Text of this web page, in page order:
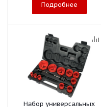
Подробнее
Набор универсальных